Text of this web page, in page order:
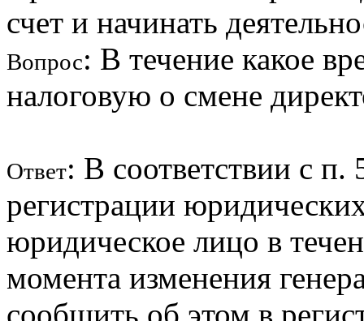
счет и начинать
Вопрос: В течение какое
налоговую о смене
Ответ: В соответствии с п.
регистрации
юридическое лицо в
момента изменения
сообщить об этом в